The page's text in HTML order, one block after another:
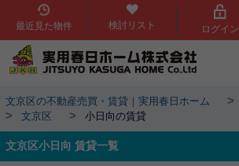
最近見た物件 検討リスト ログイン
文京区の不動産売買・賃貸｜実用春日ホーム >
> 文京区 > 小日向の賃貸
文京区小日向 賃貸一覧